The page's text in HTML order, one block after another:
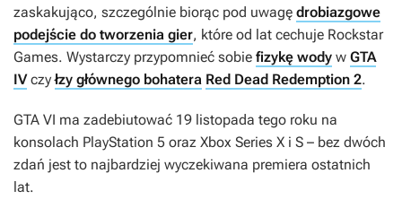
zaskakująco, szczególnie biorąc pod uwagę drobiazgowe
podejście do tworzenia gier, które od lat cechuje Rockstar
Games. Wystarczy przypomnieć sobie fizykę wody w GTA
IVczyłzy głównego bohatera Red Dead Redemption 2.
GTA VI ma zadebiutować 19 listopada tego roku na
konsolach PlayStation 5 oraz Xbox Series X i S – bez dwóch
zdań jest to najbardziej wyczekiwana premiera ostatnich
lat.